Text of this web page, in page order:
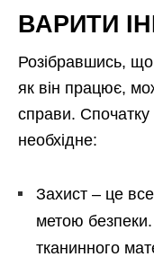
ВАРИТИ
Розібравшись,
як він працює,
справи. Спочатку
необхідне:
Захист – це
метою
тканинного